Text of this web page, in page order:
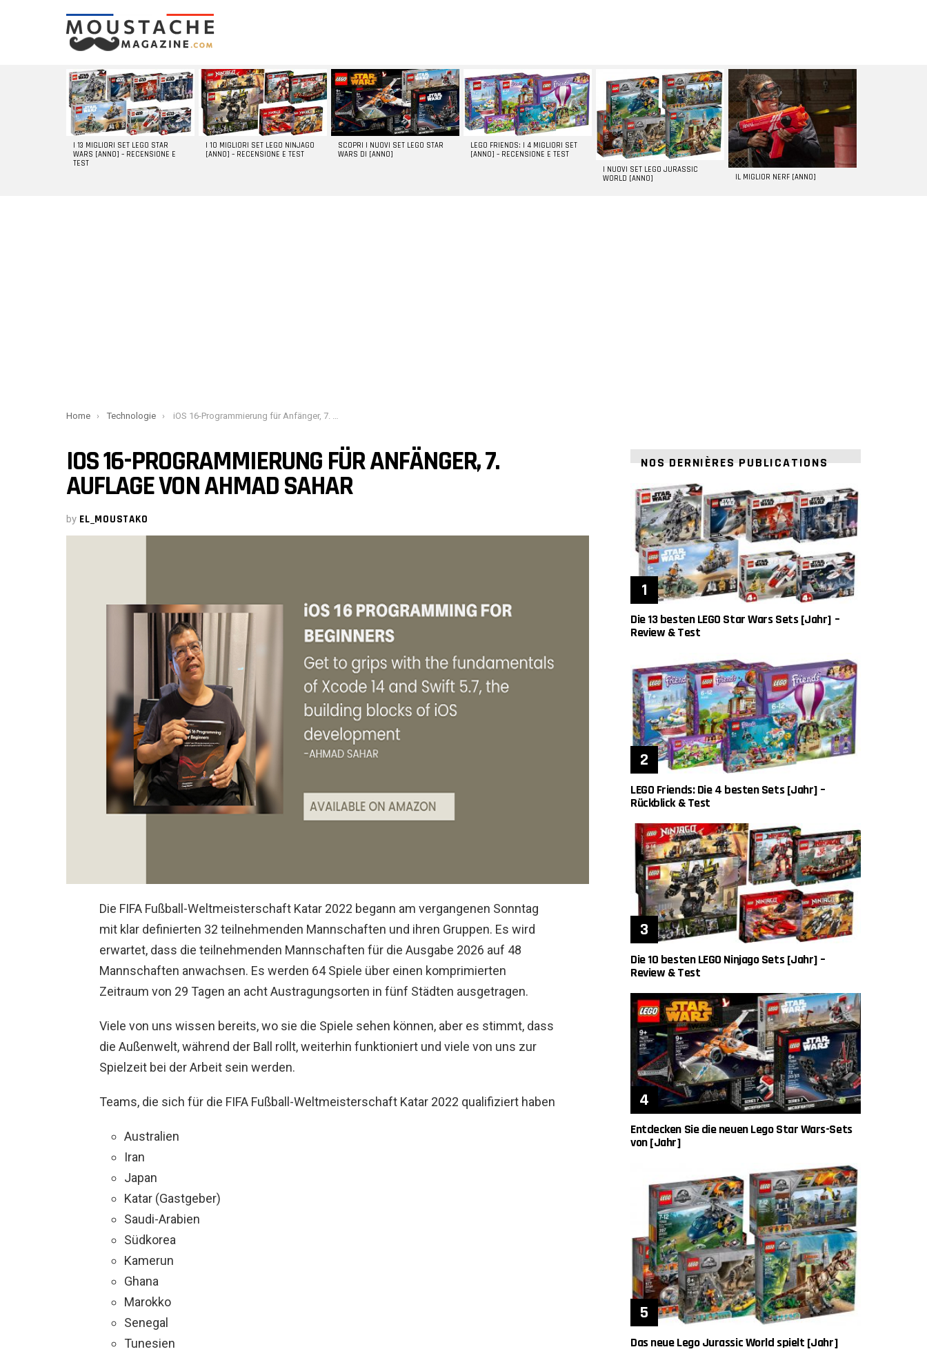
LATEST
STORIES
I 13 MIGLIORI SET LEGO STAR
WARS [ANNO] – RECENSIONE E
TEST
I 10 MIGLIORI SET LEGO NINJAGO
[ANNO] – RECENSIONE E TEST
SCOPRI I NUOVI SET LEGO STAR
WARS DI [ANNO]
LEGO FRIENDS: I 4 MIGLIORI SET
[ANNO] – RECENSIONE E TEST
I NUOVI SET LEGO JURASSIC
WORLD [ANNO]
IL MIGLIOR NERF [ANNO]
You are here:
Home Technologie iOS 16-Programmierung für Anfänger, 7. Auflage von Ahmad Sahar
IOS 16-PROGRAMMIERUNG FÜR ANFÄNGER, 7.
AUFLAGE VON AHMAD SAHAR
by EL_MOUSTAKO
Die FIFA Fußball-Weltmeisterschaft Katar 2022 begann am vergangenen Sonntag
mit klar definierten 32 teilnehmenden Mannschaften und ihren Gruppen. Es wird
erwartet, dass die teilnehmenden Mannschaften für die Ausgabe 2026 auf 48
Mannschaften anwachsen. Es werden 64 Spiele über einen komprimierten
Zeitraum von 29 Tagen an acht Austragungsorten in fünf Städten ausgetragen.
Viele von uns wissen bereits, wo sie die Spiele sehen können, aber es stimmt, dass
die Außenwelt, während der Ball rollt, weiterhin funktioniert und viele von uns zur
Spielzeit bei der Arbeit sein werden.
Teams, die sich für die FIFA Fußball-Weltmeisterschaft Katar 2022 qualifiziert haben
Australien
Iran
Japan
Katar (Gastgeber)
Saudi-Arabien
Südkorea
Kamerun
Ghana
Marokko
Senegal
Tunesien
NOS DERNIÈRES PUBLICATIONS
Die 13 besten LEGO Star Wars Sets [Jahr] –
Review & Test
LEGO Friends: Die 4 besten Sets [Jahr] –
Rückblick & Test
Die 10 besten LEGO Ninjago Sets [Jahr] –
Review & Test
Entdecken Sie die neuen Lego Star Wars-Sets
von [Jahr]
Das neue Lego Jurassic World spielt [Jahr]